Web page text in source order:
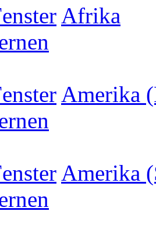
Afrika
Amerika
Amerika